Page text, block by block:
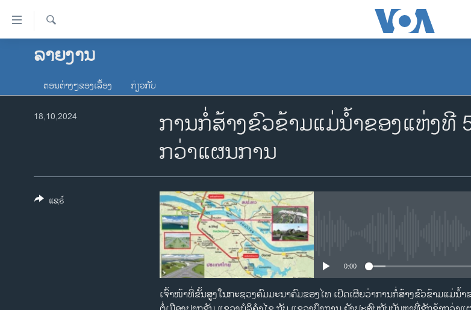
ລິ້ງ
ສຳຫລັບ
ຂ້າມ
ໂຮມເພຈ
ອາເມຣິກາ
ການເລືອກຕັ້ງ ປະທານາທີບໍດີ ສະຫະລັດ
ເອເຊຍ
ລາຍງານ
ຕອນຕ່າງໆຂອງເລື້ອງ ກ່ຽວກັບ
ການກໍ່ສ້າງຂົວຂ້າມແມ່ນໍ້າຂອງແຫ່ງທີ
ກວ່າແຜນການ
18,10,2024
0:00
ເຈົ້າໜ້າທີ່ຂັ້ນສູງໃນກະຊວງຄົມມະນາຄົມຂອງໄທ ເປີດເຜີຍວ່າການກໍ່ສ້າງຂົວຂ້າມແມ່ນໍ້
ແຊຣ໌